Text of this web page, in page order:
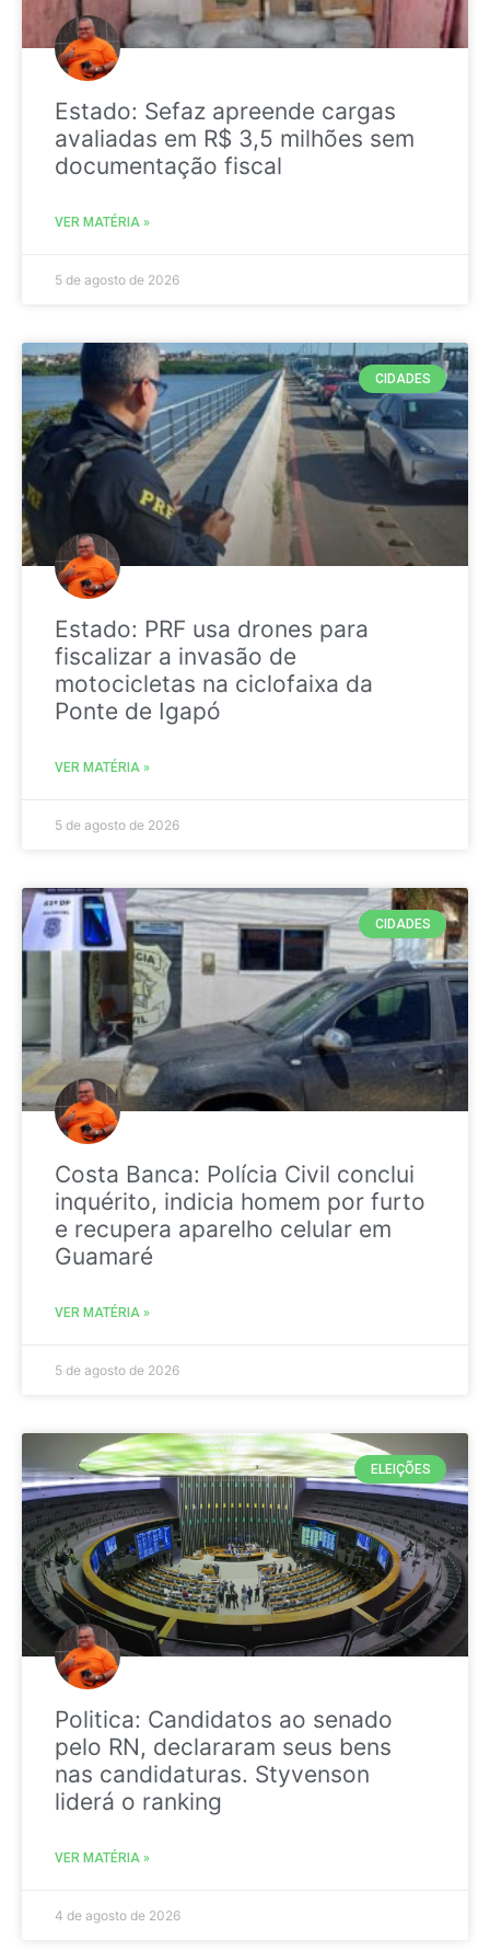
Estado: Sefaz apreende cargas
avaliadas em R$ 3,5 milhões sem
documentação fiscal
VER MATÉRIA »
5 de agosto de 2026
CIDADES
Estado: PRF usa drones para
fiscalizar a invasão de
motocicletas na ciclofaixa da
Ponte de Igapó
VER MATÉRIA »
5 de agosto de 2026
CIDADES
Costa Banca: Polícia Civil conclui
inquérito, indicia homem por furto
e recupera aparelho celular em
Guamaré
VER MATÉRIA »
5 de agosto de 2026
ELEIÇÕES
Politica: Candidatos ao senado
pelo RN, declararam seus bens
nas candidaturas. Styvenson
liderá o ranking
VER MATÉRIA »
4 de agosto de 2026